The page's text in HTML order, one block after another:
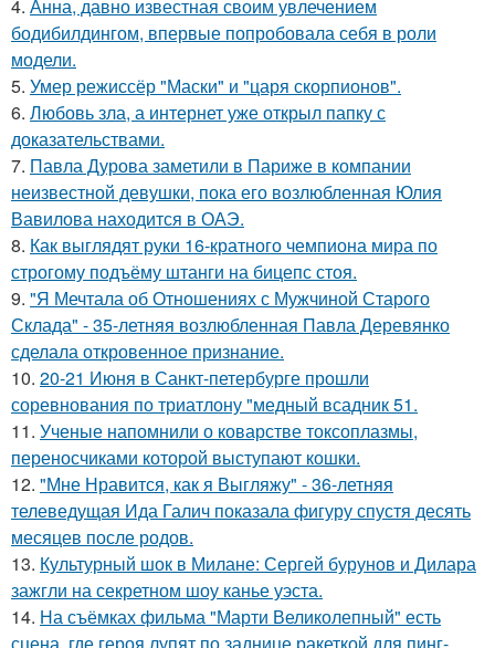
4. Анна, давно известная своим увлечением
бодибилдингом, впервые попробовала себя в роли
модели.
5. Умер режиссёр "Маски" и "царя скорпионов".
6. Любовь зла, а интернет уже открыл папку с
доказательствами.
7. Павла Дурова заметили в Париже в компании
неизвестной девушки, пока его возлюбленная Юлия
Вавилова находится в ОАЭ.
8. Как выглядят руки 16-кратного чемпиона мира по
строгому подъёму штанги на бицепс стоя.
9. "Я Мечтала об Отношениях с Мужчиной Старого
Склада" - 35-летняя возлюбленная Павла Деревянко
сделала откровенное признание.
10. 20-21 Июня в Санкт-петербурге прошли
соревнования по триатлону "медный всадник 51.
11. Ученые напомнили о коварстве токсоплазмы,
переносчиками которой выступают кошки.
12. "Мне Нравится, как я Выгляжу" - 36-летняя
телеведущая Ида Галич показала фигуру спустя десять
месяцев после родов.
13. Культурный шок в Милане: Сергей бурунов и Дилара
зажгли на секретном шоу канье уэста.
14. На съёмках фильма "Марти Великолепный" есть